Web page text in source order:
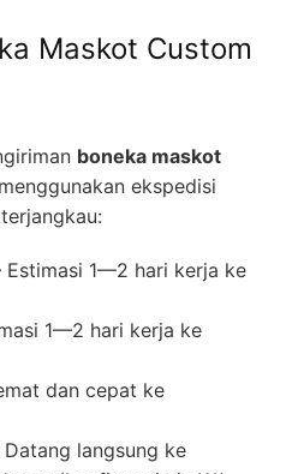
Maskot Custom
boneka maskot
menggunakan ekspedisi
1—2 hari kerja ke
1—2 hari kerja ke
dan cepat ke
langsung ke